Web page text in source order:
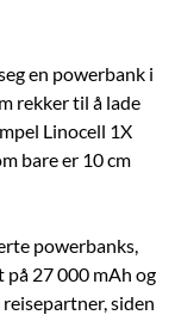
en powerbank i
rekker til å lade
Linocell 1X
bare er 10 cm
powerbanks,
på 27 000 mAh og
siden